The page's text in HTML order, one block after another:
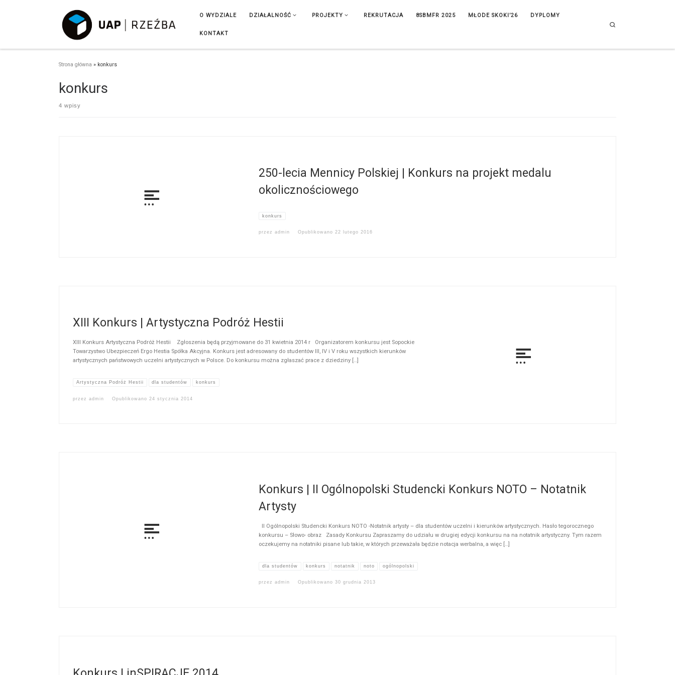
O WYDZIALE DZIAŁALNOŚĆ PROJEKTY REKRUTACJA 8SBMFR 2025 MŁODE SKOKI’26 DYPLOMY
KONTAKT
Strona główna » konkurs
konkurs
4 wpisy
250-lecia Mennicy Polskiej | Konkurs na projekt medalu
okolicznościowego
konkurs
przez admin Opublikowano 22 lutego 2016
XIII Konkurs | Artystyczna Podróż Hestii
XIII Konkurs Artystyczna Podróż Hestii Zgłoszenia będą przyjmowane do 31 kwietnia 2014 r Organizatorem konkursu jest Sopockie
Towarzystwo Ubezpieczeń Ergo Hestia Spółka Akcyjna. Konkurs jest adresowany do studentów III, IV i V roku wszystkich kierunków
artystycznych państwowych uczelni artystycznych w Polsce. Do konkursu można zgłaszać prace z dziedziny […]
Artystyczna Podróż Hestii dla studentów konkurs
przez admin Opublikowano 24 stycznia 2014
Konkurs | II Ogólnopolski Studencki Konkurs NOTO – Notatnik
Artysty
II Ogólnopolski Studencki Konkurs NOTO -Notatnik artysty – dla studentów uczelni i kierunków artystycznych. Hasło tegorocznego
konkursu – Słowo- obraz Zasady Konkursu Zapraszamy do udziału w drugiej edycji konkursu na na notatnik artystyczny. Tym razem
oczekujemy na notatniki pisane lub takie, w których przeważała będzie notacja werbalna, a więc […]
dla studentów konkurs notatnik noto ogólnopolski
przez admin Opublikowano 30 grudnia 2013